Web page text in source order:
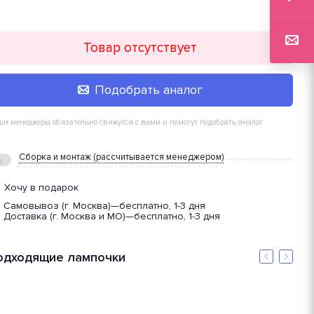
Товар отсутствует
Подобрать аналог
менеджеры обязательно свяжутся с вами и помогут подобрать аналог
Сборка и монтаж (рассчитывается менеджером)
Хочу в подарок
Самовывоз (г. Москва)—бесплатно, 1-3 дня
Доставка (г. Москва и МО)—бесплатно, 1-3 дня
лампочки